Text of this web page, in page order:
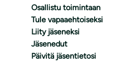
Osallistu toimintaan
Tule vapaaehtoiseksi
Liity jäseneksi
Jäsenedut
Päivitä jäsentietosi